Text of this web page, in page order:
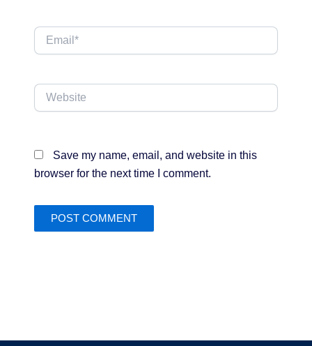
Email*
Website
Save my name, email, and website in this
browser for the next time I comment.